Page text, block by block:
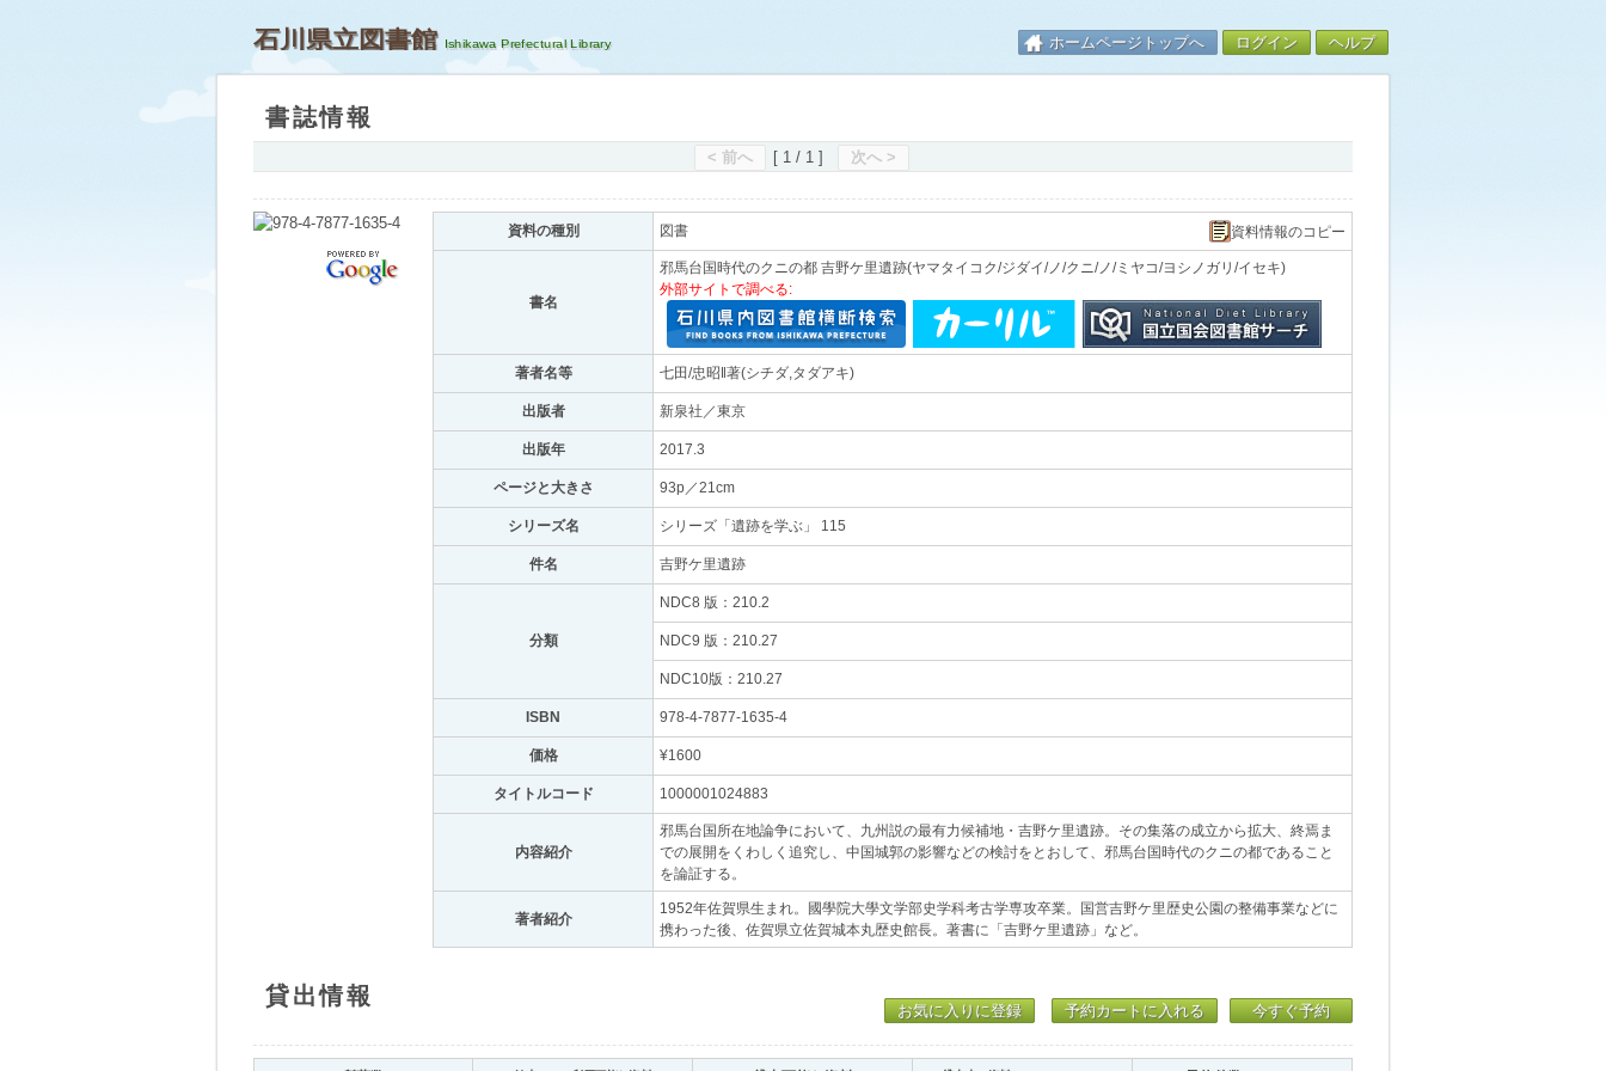
石川県立図書館 ホームページトップへ ログイン ヘルプ
書誌情報
< 前へ [ 1 / 1 ] 次へ >
資料の種別 図書 資料情報のコピー
書名
邪馬台国時代のクニの都 吉野ケ里遺跡(ヤマタイコク/ジダイ/ノ/クニ/ノ/ミヤコ/ヨシノガリ/イセキ)
外部サイトで調べる:
著者名等 七田/忠昭‖著(シチダ,タダアキ)
出版者 新泉社／東京
出版年 2017.3
ページと大きさ 93p／21cm
シリーズ名 シリーズ「遺跡を学ぶ」 115
件名 吉野ケ里遺跡
分類
NDC8 版：210.2
NDC9 版：210.27
NDC10版：210.27
ISBN 978-4-7877-1635-4
価格 ¥1600
タイトルコード 1000001024883
内容紹介
邪馬台国所在地論争において、九州説の最有力候補地・吉野ケ里遺跡。その集落の成立から拡大、終焉ま
での展開をくわしく追究し、中国城郭の影響などの検討をとおして、邪馬台国時代のクニの都であること
を論証する。
著者紹介
1952年佐賀県生まれ。國學院大學文学部史学科考古学専攻卒業。国営吉野ケ里歴史公園の整備事業などに
携わった後、佐賀県立佐賀城本丸歴史館長。著書に「吉野ケ里遺跡」など。
貸出情報
お気に入りに登録 予約カートに入れる 今すぐ予約